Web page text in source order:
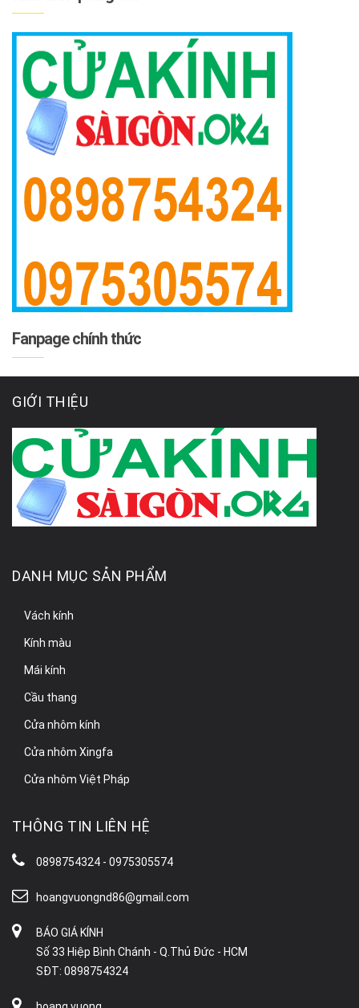
Fanpage chính thức
GIỚI THIỆU
DANH MỤC SẢN PHẨM
Vách kính
Kính màu
Mái kính
Cầu thang
Cửa nhôm kính
Cửa nhôm Xingfa
Cửa nhôm Việt Pháp
THÔNG TIN LIÊN HỆ
0898754324 - 0975305574
hoangvuongnd86@gmail.com
BÁO GIÁ KÍNH
Số 33 Hiệp Bình Chánh - Q.Thủ Đức - HCM
SĐT: 0898754324